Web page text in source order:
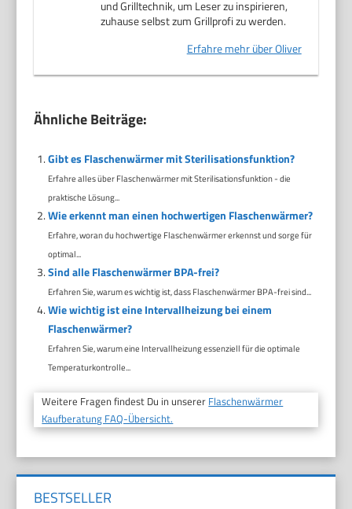
und Grilltechnik, um Leser zu inspirieren,
zuhause selbst zum Grillprofi zu werden.
Erfahre mehr über Oliver
Ähnliche Beiträge:
Gibt es Flaschenwärmer mit Sterilisationsfunktion?
Erfahre alles über Flaschenwärmer mit Sterilisationsfunktion - die
praktische Lösung...
Wie erkennt man einen hochwertigen Flaschenwärmer?
Erfahre, woran du hochwertige Flaschenwärmer erkennst und sorge für
optimal...
Sind alle Flaschenwärmer BPA-frei?
Erfahren Sie, warum es wichtig ist, dass Flaschenwärmer BPA-frei sind...
Wie wichtig ist eine Intervallheizung bei einem
Flaschenwärmer?
Erfahren Sie, warum eine Intervallheizung essenziell für die optimale
Temperaturkontrolle...
Weitere Fragen findest Du in unserer Flaschenwärmer
Kaufberatung FAQ-Übersicht.
BESTSELLER